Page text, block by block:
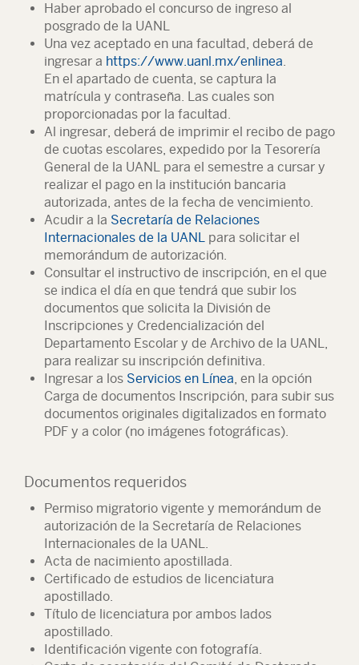
Haber aprobado el concurso de ingreso al
posgrado de la UANL
Una vez aceptado en una facultad, deberá de
ingresar a https://www.uanl.mx/enlinea.
En el apartado de cuenta, se captura la
matrícula y contraseña. Las cuales son
proporcionadas por la facultad.
Al ingresar, deberá de imprimir el recibo de pago
de cuotas escolares, expedido por la Tesorería
General de la UANL para el semestre a cursar y
realizar el pago en la institución bancaria
autorizada, antes de la fecha de vencimiento.
Acudir a la Secretaría de Relaciones
Internacionales de la UANL para solicitar el
memorándum de autorización.
Consultar el instructivo de inscripción, en el que
se indica el día en que tendrá que subir los
documentos que solicita la División de
Inscripciones y Credencialización del
Departamento Escolar y de Archivo de la UANL,
para realizar su inscripción definitiva.
Ingresar a los Servicios en Línea, en la opción
Carga de documentos Inscripción, para subir sus
documentos originales digitalizados en formato
PDF y a color (no imágenes fotográficas).
Documentos requeridos
Permiso migratorio vigente y memorándum de
autorización de la Secretaría de Relaciones
Internacionales de la UANL.
Acta de nacimiento apostillada.
Certificado de estudios de licenciatura
apostillado.
Título de licenciatura por ambos lados
apostillado.
Identificación vigente con fotografía.